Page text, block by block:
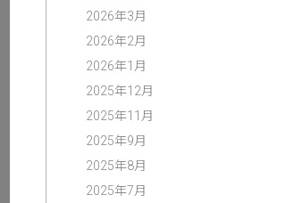
2026年3月
2026年2月
2026年1月
2025年12月
2025年11月
2025年9月
2025年8月
2025年7月